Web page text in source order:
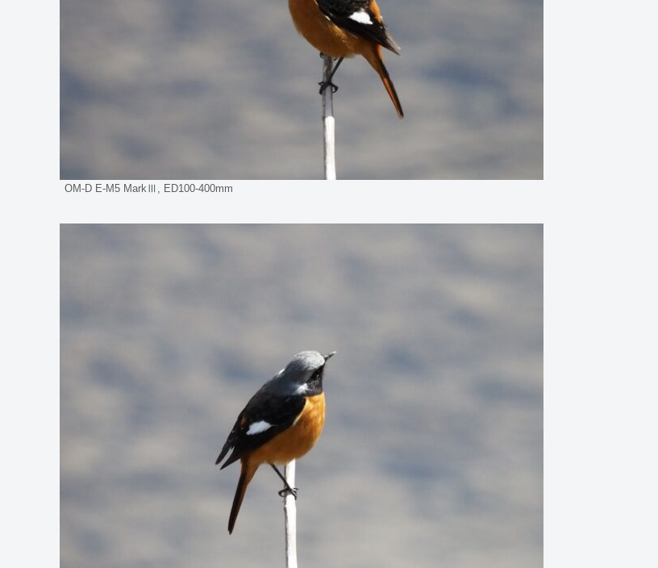
OM-D E-M5 MarkⅢ, ED100-400mm